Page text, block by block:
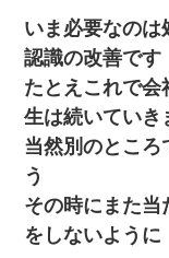
３２歳俺「ずっと好
彼女「うん！！絶
ｗｗｗ
彼女(美人女医)にネ
らいなら、渡さない
ら・・・
テレワーク上司「会
絡無しは無理」上司
いま必要なのは
認識の改善です
たとえこれで会
生は続いていき
当然別のところ
う
その時にまた当
をしないように